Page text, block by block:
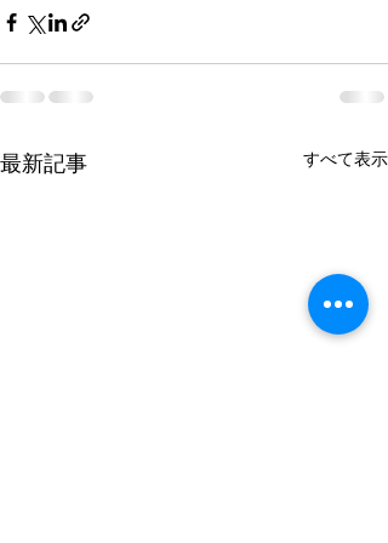
最新記事 すべて表示